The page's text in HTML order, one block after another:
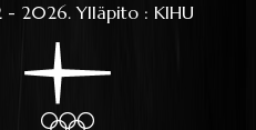
- 2026.Ylläpito: KIHU